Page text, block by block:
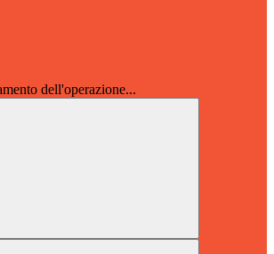
dell'operazione...